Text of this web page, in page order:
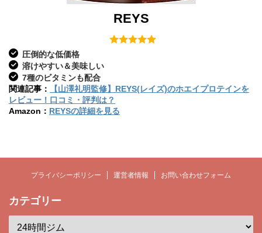
REYS
圧倒的な低価格
溶けやすい＆美味しい
7種のビタミンも配合
関連記事：
【山澤礼明監修】REYS(レイズ)のホエイプロテインを
レビュー！口コミ・評判は？
Amazon： REYSの詳細を見る
プライバシーポリシー 運営者情報 お問い合わせフォーム
カテゴリー